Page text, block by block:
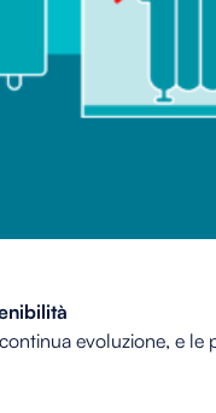
evoluzione, e